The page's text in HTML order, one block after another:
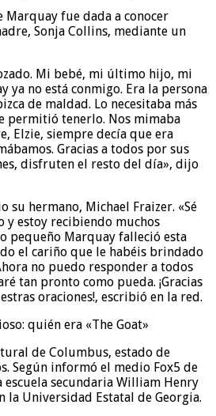
Marquay fue dada a conocer
Sonja Collins, mediante un
Mi bebé, mi último hijo, mi
ya no está conmigo. Era la persona
de maldad. Lo necesitaba más
permitió tenerlo. Nos mimaba
Elzie, siempre decía que era
Gracias a todos por sus
disfruten el resto del día», dijo
su hermano, Michael Fraizer. «Sé
y estoy recibiendo muchos
pequeño Marquay falleció esta
el cariño que le habéis brindado
no puedo responder a todos
tan pronto como pueda. ¡Gracias
oraciones!, escribió en la red.
quién era «The Goat»
de Columbus, estado de
Según informó el medio Fox5 de
escuela secundaria William Henry
la Universidad Estatal de Georgia.